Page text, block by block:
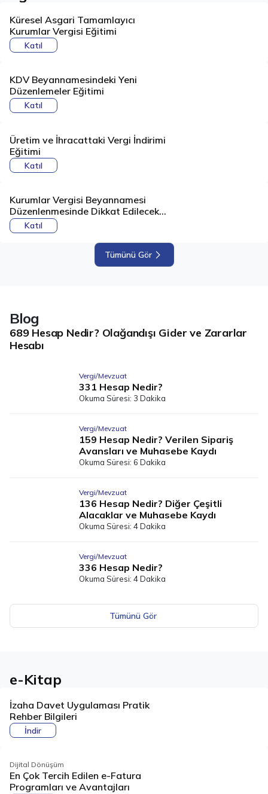
Küresel Asgari Tamamlayıcı
Kurumlar Vergisi Eğitimi
Katıl
KDV Beyannamesindeki Yeni
Düzenlemeler Eğitimi
Katıl
Üretim ve İhracattaki Vergi İndirimi
Eğitimi
Katıl
Kurumlar Vergisi Beyannamesi
Düzenlenmesinde Dikkat Edilecek
Hususlar
Katıl
Tümünü Gör
Blog
689 Hesap Nedir? Olağandışı Gider ve Zararlar
Hesabı
Vergi/Mevzuat
331 Hesap Nedir?
Okuma Süresi: 3 Dakika
Vergi/Mevzuat
159 Hesap Nedir? Verilen Sipariş
Avansları ve Muhasebe Kaydı
Okuma Süresi: 6 Dakika
Vergi/Mevzuat
136 Hesap Nedir? Diğer Çeşitli
Alacaklar ve Muhasebe Kaydı
Okuma Süresi: 4 Dakika
Vergi/Mevzuat
336 Hesap Nedir?
Okuma Süresi: 4 Dakika
Tümünü Gör
e-Kitap
İzaha Davet Uygulaması Pratik
Rehber Bilgileri
İndir
Dijital Dönüşüm
En Çok Tercih Edilen e-Fatura
Programları ve Avantajları